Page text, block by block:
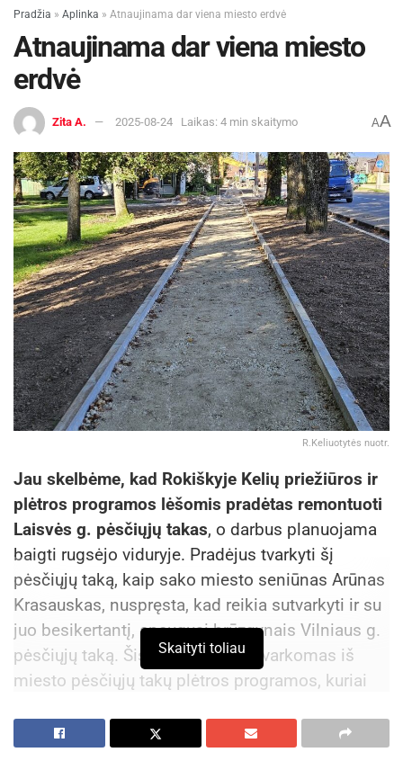
Pradžia » Aplinka » Atnaujinama dar viena miesto erdvė
Atnaujinama dar viena miesto
erdvė
Zita A. 2025-08-24 Laikas: 4 min skaitymo AA
R.Keliuotytės nuotr.
Jau skelbėme, kad Rokiškyje Kelių priežiūros ir
plėtros programos lėšomis pradėtas remontuoti
Laisvės g. pėsčiųjų takas, o darbus planuojama
baigti rugsėjo viduryje. Pradėjus tvarkyti šį
pėsčiųjų taką, kaip sako miesto seniūnas Arūnas
Krasauskas, nuspręsta, kad reikia sutvarkyti ir su
juo besikertantį, apaugusį brūzgynais Vilniaus g.
pėsčiųjų taką. Šis takas jau bus tvarkomas iš
miesto pėsčiųjų takų plėtros programos, kuriai
200 000 eurų.
Skaityti toliau